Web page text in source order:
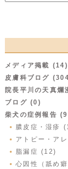
メディア掲載 (14)
皮膚科ブログ
院長平川の天真
ブログ (0)
柴犬の症例報告
膿皮症・湿疹
アトピー・ア
脂漏症 (12)
心因性（舐め